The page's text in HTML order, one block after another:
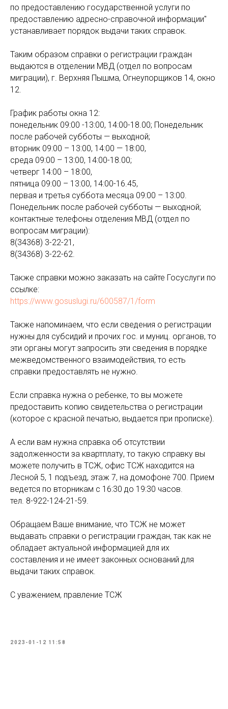
по предоставлению государственной услуги по
предоставлению адресно-справочной информации"
устанавливает порядок выдачи таких справок.
Таким образом справки о регистрации граждан
выдаются в отделении МВД (отдел по вопросам
миграции), г. Верхняя Пышма, Огнеупорщиков 14, окно
12.
График работы окна 12:
понедельник 09:00 -13:00, 14:00-18.00; Понедельник
после рабочей субботы — выходной;
вторник 09:00 – 13:00, 14:00 — 18:00,
среда 09:00 – 13:00, 14:00-18.00;
четверг 14:00 – 18:00,
пятница 09:00 – 13:00, 14:00-16.45,
первая и третья суббота месяца 09:00 – 13:00.
Понедельник после рабочей субботы — выходной;
контактные телефоны отделения МВД (отдел по
вопросам миграции):
8(34368) 3-22-21,
8(34368) 3-22-62.
Также справки можно заказать на сайте Госуслуги по
ссылке:
https://www.gosuslugi.ru/600587/1/form
Также напоминаем, что если сведения о регистрации
нужны для субсидий и прочих гос. и муниц. органов, то
эти органы могут запросить эти сведения в порядке
межведомственного взаимодействия, то есть
справки предоставлять не нужно.
Если справка нужна о ребенке, то вы можете
предоставить копию свидетельства о регистрации
(которое с красной печатью, выдается при прописке).
А если вам нужна справка об отсутствии
задолженности за квартплату, то такую справку вы
можете получить в ТСЖ, офис ТСЖ находится на
Лесной 5, 1 подъезд, этаж 7, на домофоне 700. Прием
ведется по вторникам с 16:30 до 19:30 часов.
тел. 8-922-124-21-59.
Обращаем Ваше внимание, что ТСЖ не может
выдавать справки о регистрации граждан, так как не
обладает актуальной информацией для их
составления и не имеет законных оснований для
выдачи таких справок.
С уважением, правление ТСЖ
2023-01-12 11:58